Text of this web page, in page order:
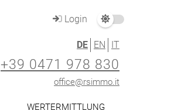
Login
DE EN IT
+39 0471 978 830
office@rsimmo.it
WERTERMITTLUNG